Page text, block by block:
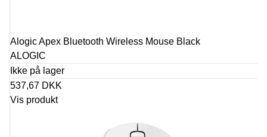
Alogic Apex Bluetooth Wireless Mouse Black
ALOGIC
Ikke på lager
537,67 DKK
Vis produkt